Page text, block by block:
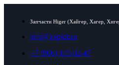
Запчасти Higer (Хайгер, Хагер,
info@zapkit.ru
+7 (906) 115-02-47